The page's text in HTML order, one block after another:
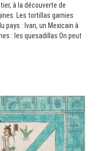
à la découverte de
Les tortillas garnies
pays : Ivan, un Mexicain à
: les quesadillas On peut